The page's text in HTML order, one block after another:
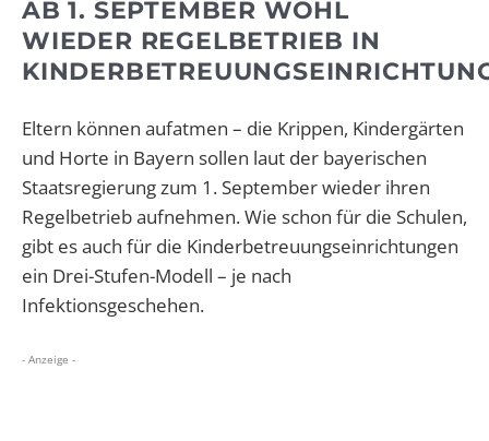
AB 1. SEPTEMBER WOHL
WIEDER REGELBETRIEB IN
Eltern können aufatmen – die Krippen, Kindergärten
und Horte in Bayern sollen laut der bayerischen
Staatsregierung zum 1. September wieder ihren
Regelbetrieb aufnehmen. Wie schon für die Schulen,
gibt es auch für die Kinderbetreuungseinrichtungen
ein Drei-Stufen-Modell – je nach
Infektionsgeschehen.
- Anzeige -